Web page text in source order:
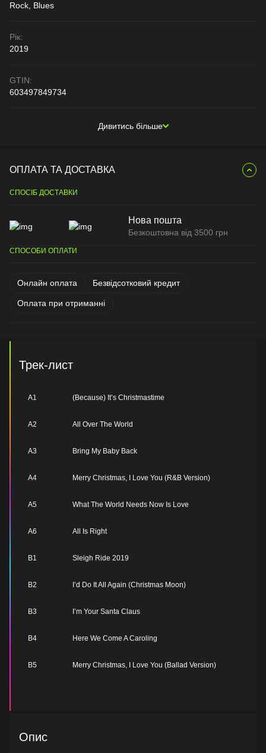
Rock, Blues
Рік:
2019
GTIN:
603497849734
Дивитись більше
ОПЛАТА ТА ДОСТАВКА
СПОСІБ ДОСТАВКИ
Нова пошта
Безкоштовна від 3500 грн
СПОСОБИ ОПЛАТИ
Онлайн оплата Безвідсотковий кредит
Оплата при отриманні
Трек-лист
A1 (Because) It’s Christmastime
A2 All Over The World
A3 Bring My Baby Back
A4 Merry Christmas, I Love You (R&B Version)
A5 What The World Needs Now Is Love
A6 All Is Right
B1 Sleigh Ride 2019
B2 I’d Do It All Again (Christmas Moon)
B3 I’m Your Santa Claus
B4 Here We Come A Caroling
B5 Merry Christmas, I Love You (Ballad Version)
Опис